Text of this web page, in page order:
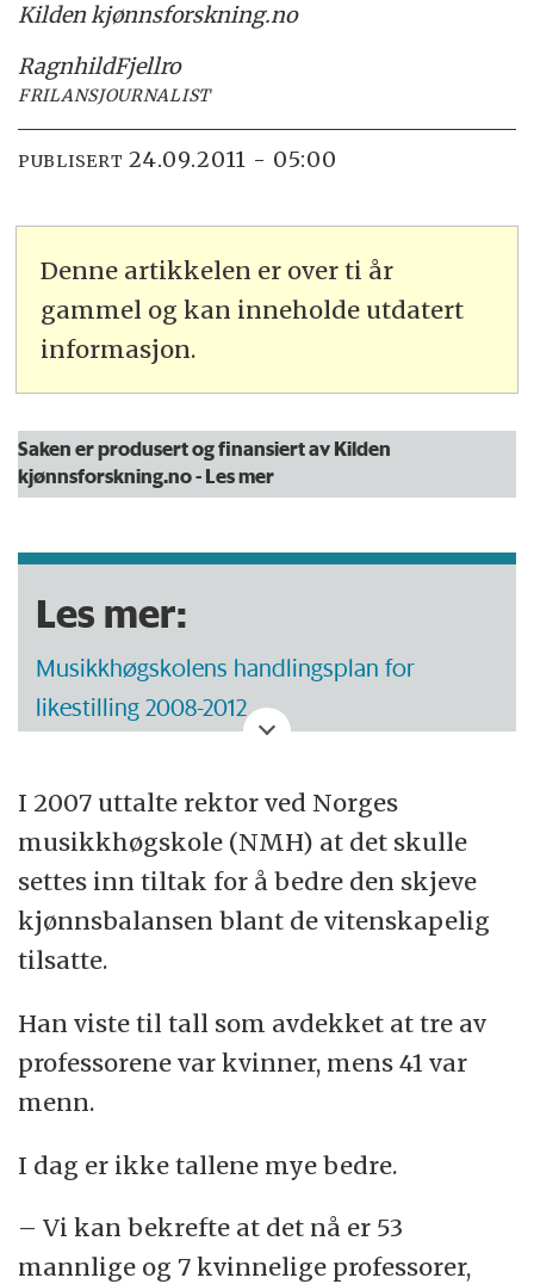
Kilden kjønnsforskning.no
RagnhildFjellro
FRILANSJOURNALIST
PUBLISERT 24.09.2011 - 05:00
Denne artikkelen er over ti år
gammel og kan inneholde utdatert
informasjon.
Saken er produsert og finansiert av Kilden
kjønnsforskning.no- Les mer
Les mer:
Musikkhøgskolens handlingsplan for
likestilling 2008-2012
likestilling:Prop. 1 S
Informasjon om Kunnskapsdepartementets
likestillingspris:Likestillingsprisen 2011
Astrid Kvalbeins og Anne Lorentzens
rapport (2007):Musikk og kjønn - i utakt?
I 2007 uttalte rektor ved Norges
musikkhøgskole (NMH) at det skulle
settes inn tiltak for å bedre den skjeve
kjønnsbalansen blant de vitenskapelig
tilsatte.
Han viste til tall som avdekket at tre av
professorene var kvinner, mens 41 var
menn.
I dag er ikke tallene mye bedre.
– Vi kan bekrefte at det nå er 53
mannlige og 7 kvinnelige professorer,